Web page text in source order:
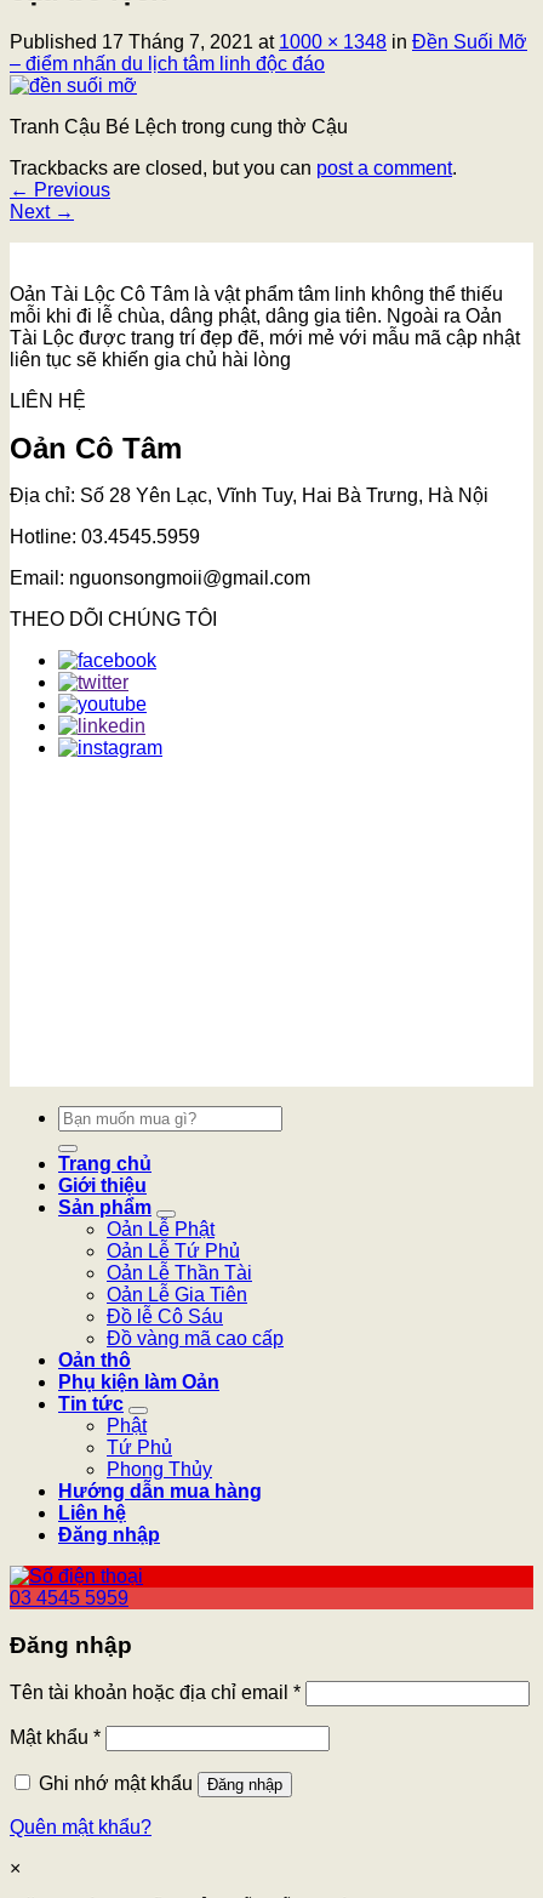
Published 17 Tháng 7, 2021 at 1000 × 1348 in Đền Suối Mỡ
– điểm nhấn du lịch tâm linh độc đáo
Tranh Cậu Bé Lệch trong cung thờ Cậu
Trackbacks are closed, but you can post a comment.
← Previous
Next →
Oản Tài Lộc Cô Tâm là vật phẩm tâm linh không thể thiếu
mỗi khi đi lễ chùa, dâng phật, dâng gia tiên. Ngoài ra Oản
Tài Lộc được trang trí đẹp đẽ, mới mẻ với mẫu mã cập nhật
liên tục sẽ khiến gia chủ hài lòng
LIÊN HỆ
Oản Cô Tâm
Địa chỉ: Số 28 Yên Lạc, Vĩnh Tuy, Hai Bà Trưng, Hà Nội
Hotline: 03.4545.5959
Email: nguonsongmoii@gmail.com
THEO DÕI CHÚNG TÔI
Tìm
kiếm:
Trang chủ
Giới thiệu
Sản phẩm
Oản Lễ Phật
Oản Lễ Tứ Phủ
Oản Lễ Thần Tài
Oản Lễ Gia Tiên
Đồ lễ Cô Sáu
Đồ vàng mã cao cấp
Oản thô
Phụ kiện làm Oản
Tin tức
Phật
Tứ Phủ
Phong Thủy
Hướng dẫn mua hàng
Liên hệ
Đăng nhập
03 4545 5959
Đăng nhập
Tên tài khoản hoặc địa chỉ email *
Mật khẩu *
Ghi nhớ mật khẩu Đăng nhập
Quên mật khẩu?
×